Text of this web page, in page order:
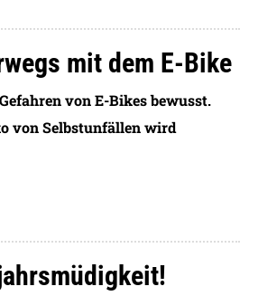
mit dem E-Bike
von E-Bikes bewusst.
von Selbstunfällen wird